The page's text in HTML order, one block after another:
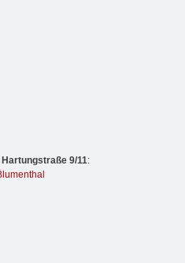
Hartungstraße 9/11: